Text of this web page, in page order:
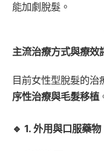
能加劇脫髮。
主流治療方式與療效
目前女性型脫髮的治
序性治療與毛髮移植
🔹 1. 外用與口服藥物